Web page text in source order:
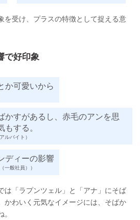
を受け、プラスの特徴として捉える意
で好印象
か可愛いから
かすがあるし、赤毛のアンを思
する。
ルバイト）
ディーの影響
一般社員））
は「ラプンツェル」と「アナ」にそば
かわいく元気なイメージには、そばか